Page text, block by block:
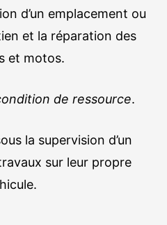
d’un emplacement ou
et la réparation des
et motos.
de ressource.
la supervision d’un
sur leur propre